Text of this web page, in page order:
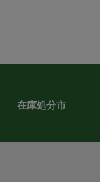
在庫処分市